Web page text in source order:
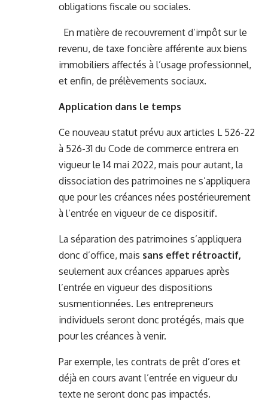
obligations fiscale ou sociales.
En matière de recouvrement d’impôt sur le
revenu, de taxe foncière afférente aux biens
immobiliers affectés à l’usage professionnel,
et enfin, de prélèvements sociaux.
Application dans le temps
Ce nouveau statut prévu aux articles L 526-22
à 526-31 du Code de commerce entrera en
vigueur le 14 mai 2022, mais pour autant, la
dissociation des patrimoines ne s’appliquera
que pour les créances nées postérieurement
à l’entrée en vigueur de ce dispositif.
La séparation des patrimoines s’appliquera
donc d’office, mais sans effet rétroactif,
seulement aux créances apparues après
l’entrée en vigueur des dispositions
susmentionnées. Les entrepreneurs
individuels seront donc protégés, mais que
pour les créances à venir.
Par exemple, les contrats de prêt d’ores et
déjà en cours avant l’entrée en vigueur du
texte ne seront donc pas impactés.